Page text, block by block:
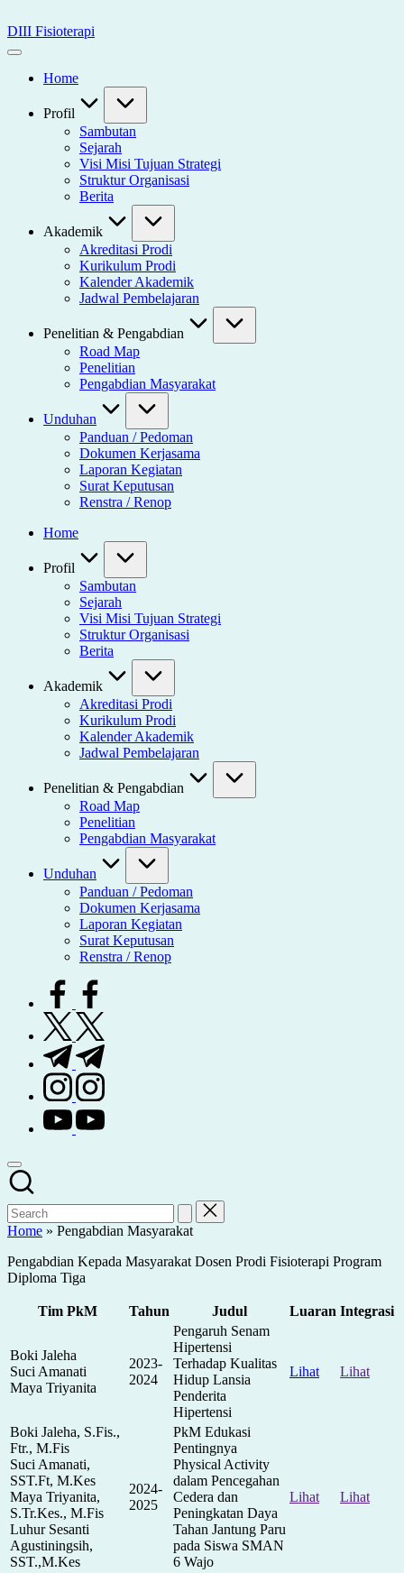
to
content
DIII Fisioterapi
Universitas
HusadaHome
Profil
Sambutan
Sejarah
Visi Misi Tujuan Strategi
Struktur Organisasi
Berita
Akademik
Akreditasi Prodi
Kurikulum Prodi
Kalender Akademik
Jadwal Pembelajaran
Penelitian & Pengabdian
Road Map
Penelitian
Pengabdian Masyarakat
Unduhan
Panduan / Pedoman
Dokumen Kerjasama
Laporan Kegiatan
Surat Keputusan
Renstra / Renop
Home
Profil
Sambutan
Sejarah
Visi Misi Tujuan Strategi
Struktur Organisasi
Berita
Akademik
Akreditasi Prodi
Kurikulum Prodi
Kalender Akademik
Jadwal Pembelajaran
Penelitian & Pengabdian
Road Map
Penelitian
Pengabdian Masyarakat
Unduhan
Panduan / Pedoman
Dokumen Kerjasama
Laporan Kegiatan
Surat Keputusan
Renstra / Renop
facebook.com
twitter.com
t.me
instagram.com
youtube.com
Home » Pengabdian Masyarakat
Pengabdian Kepada Masyarakat Dosen Prodi Fisioterapi Program
Diploma Tiga
Tim PkM Tahun Judul Luaran Integrasi
Boki Jaleha
Suci Amanati
Maya Triyanita
2023-
2024
Pengaruh Senam
Hipertensi
Terhadap Kualitas
Hidup Lansia
Penderita
Hipertensi
Lihat Lihat
Boki Jaleha, S.Fis.,
Ftr., M.Fis
Suci Amanati,
SST.Ft, M.Kes
Maya Triyanita,
S.Tr.Kes., M.Fis
Luhur Sesanti
Agustiningsih,
SST.,M.Kes
2024-
2025
PkM Edukasi
Pentingnya
Physical Activity
dalam Pencegahan
Cedera dan
Peningkatan Daya
Tahan Jantung Paru
pada Siswa SMAN
6 Wajo
Lihat Lihat